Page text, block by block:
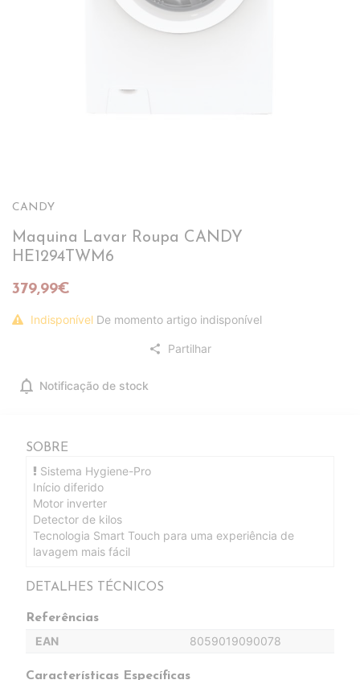
CANDY
Maquina Lavar Roupa CANDY
HE1294TWM6
379,99€
Indisponível De momento artigo indisponível
share Partilhar
notifications Notificação de stock
SOBRE
Sistema Hygiene-Pro
Início diferido
Motor inverter
Detector de kilos
Tecnologia Smart Touch para uma experiência de
lavagem mais fácil
DETALHES TÉCNICOS
Referências
EAN 8059019090078
Características Específicas